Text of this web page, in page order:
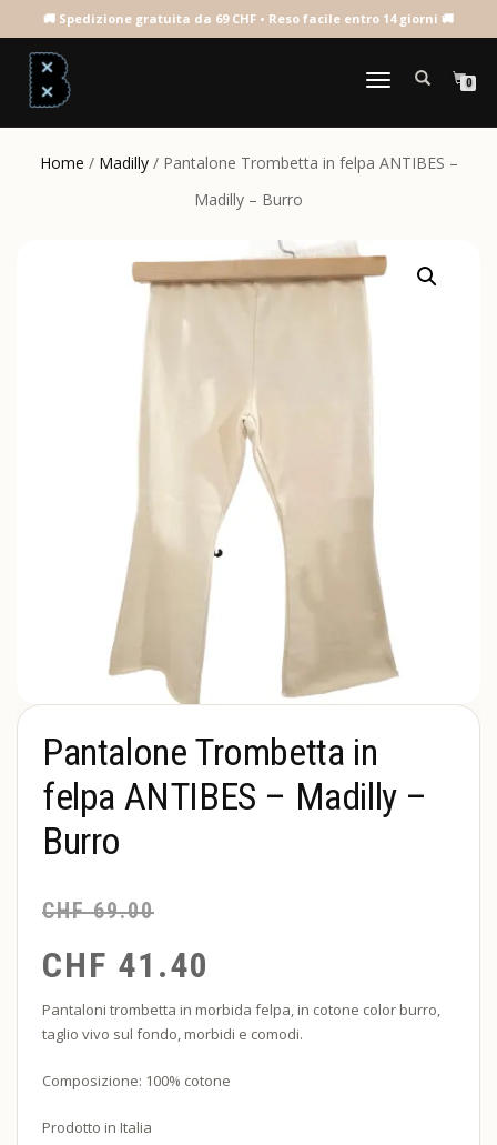
NAVIGAZIONE
0
Home / Madilly/ Pantalone Trombetta in felpa ANTIBES –
Madilly – Burro
Pantalone Trombetta in
felpa ANTIBES – Madilly –
Burro
CHF69.00
CHF 41.40
Pantaloni trombetta in morbida felpa, in cotone color burro,
taglio vivo sul fondo, morbidi e comodi.
Composizione: 100% cotone
Prodotto in Italia